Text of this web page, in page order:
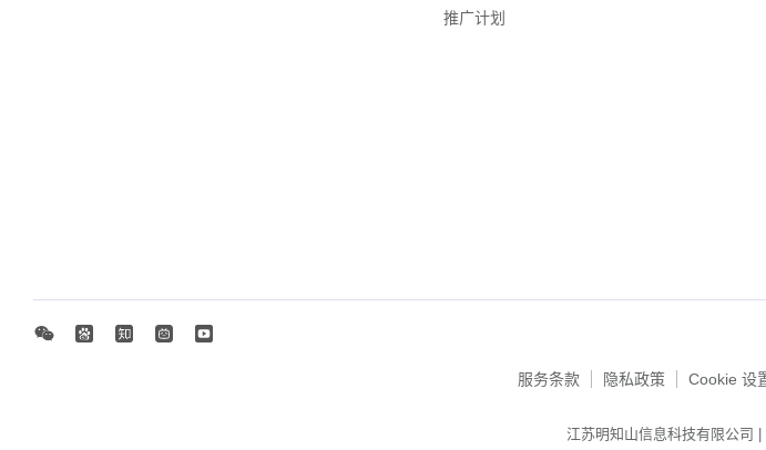
推广计划
服务条款 隐私政策 Cookie 设
江苏明知山信息科技有限公司 |